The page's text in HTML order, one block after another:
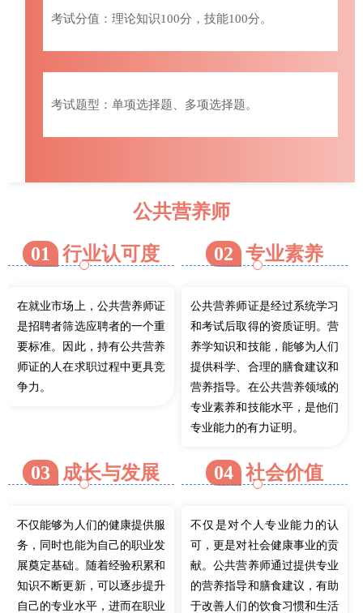
考试分值：理论知识100分，技能100分。
考试题型：单项选择题、多项选择题。
公共营养师
01
行业认可度
在就业市场上，公共营养师证
是招聘者筛选应聘者的一个重
要标准。因此，持有公共营养
师证的人在求职过程中更具竞
争力。
02 专业素养
公共营养师证是经过系统学习
和考试后取得的资质证明。营
养学知识和技能，能够为人们
提供科学、合理的膳食建议和
营养指导。在公共营养领域的
专业素养和技能水平，是他们
专业能力的有力证明。
03 成长与发展
不仅能够为人们的健康提供服
务，同时也能为自己的职业发
展奠定基础。随着经验积累和
知识不断更新，可以逐步提升
自己的专业水平，进而在职业
04 社会价值
不仅是对个人专业能力的认
可，更是对社会健康事业的贡
献。公共营养师通过提供专业
的营养指导和膳食建议，有助
于改善人们的饮食习惯和生活